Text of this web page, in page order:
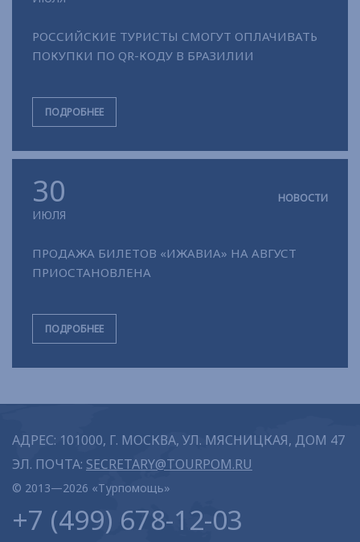
РОССИЙСКИЕ ТУРИСТЫ СМОГУТ ОПЛАЧИВАТЬ
ПОКУПКИ ПО QR-КОДУ В БРАЗИЛИИ
ПОДРОБНЕЕ
30
ИЮЛЯ
НОВОСТИ
ПРОДАЖА БИЛЕТОВ «ИЖАВИА» НА АВГУСТ
ПРИОСТАНОВЛЕНА
ПОДРОБНЕЕ
АДРЕС: 101000, Г. МОСКВА, УЛ. МЯСНИЦКАЯ, ДОМ 47
ЭЛ. ПОЧТА: SECRETARY@TOURPOM.RU
© 2013—2026 «Турпомощь»
+7 (499) 678-12-03